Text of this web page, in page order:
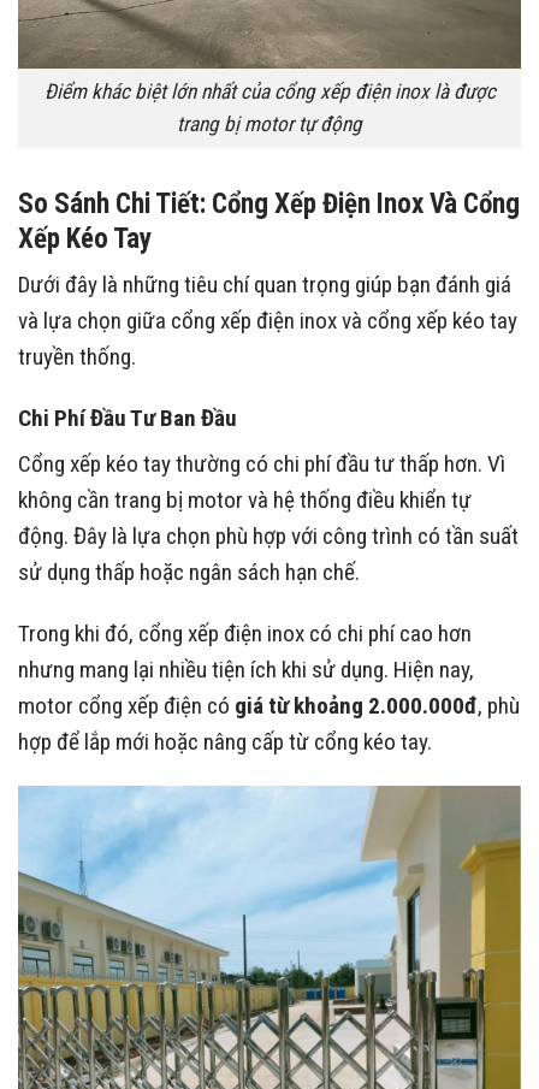
Điểm khác biệt lớn nhất của cổng xếp điện inox là được
trang bị motor tự động
So Sánh Chi Tiết: Cổng Xếp Điện Inox Và Cổng
Xếp Kéo Tay
Dưới đây là những tiêu chí quan trọng giúp bạn đánh giá
và lựa chọn giữa cổng xếp điện inox và cổng xếp kéo tay
truyền thống.
Chi Phí Đầu Tư Ban Đầu
Cổng xếp kéo tay thường có chi phí đầu tư thấp hơn. Vì
không cần trang bị motor và hệ thống điều khiển tự
động. Đây là lựa chọn phù hợp với công trình có tần suất
sử dụng thấp hoặc ngân sách hạn chế.
Trong khi đó, cổng xếp điện inox có chi phí cao hơn
nhưng mang lại nhiều tiện ích khi sử dụng. Hiện nay,
motor cổng xếp điện có giá từ khoảng 2.000.000đ, phù
hợp để lắp mới hoặc nâng cấp từ cổng kéo tay.